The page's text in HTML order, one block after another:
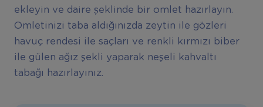
ekleyin ve daire şeklinde bir omlet hazırlayın.
Omletinizi taba aldığınızda zeytin ile gözleri
havuç rendesi ile saçları ve renkli kırmızı biber
ile gülen ağız şekli yaparak neşeli kahvaltı
tabağı hazırlayınız.